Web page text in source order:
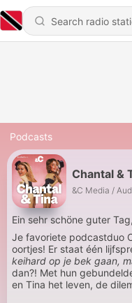
Podcasts
Chantal &
&C Media /
Ein sehr schöne guter
Je favoriete podcastduo
oortjes! Er staat één
keihard op je bek gaan,
dan?! Met hun
en Tina het leven, de
BN’ers die blij zijn zodat